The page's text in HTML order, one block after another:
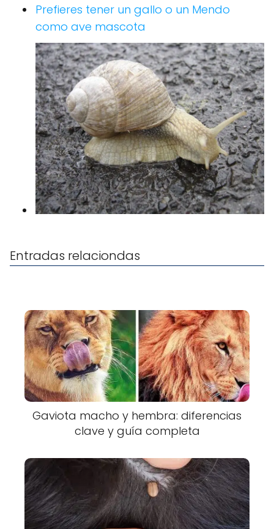
Prefieres tener un gallo o un Mendo
como ave mascota
Entradas relaciondas
Gaviota macho y hembra: diferencias
clave y guía completa